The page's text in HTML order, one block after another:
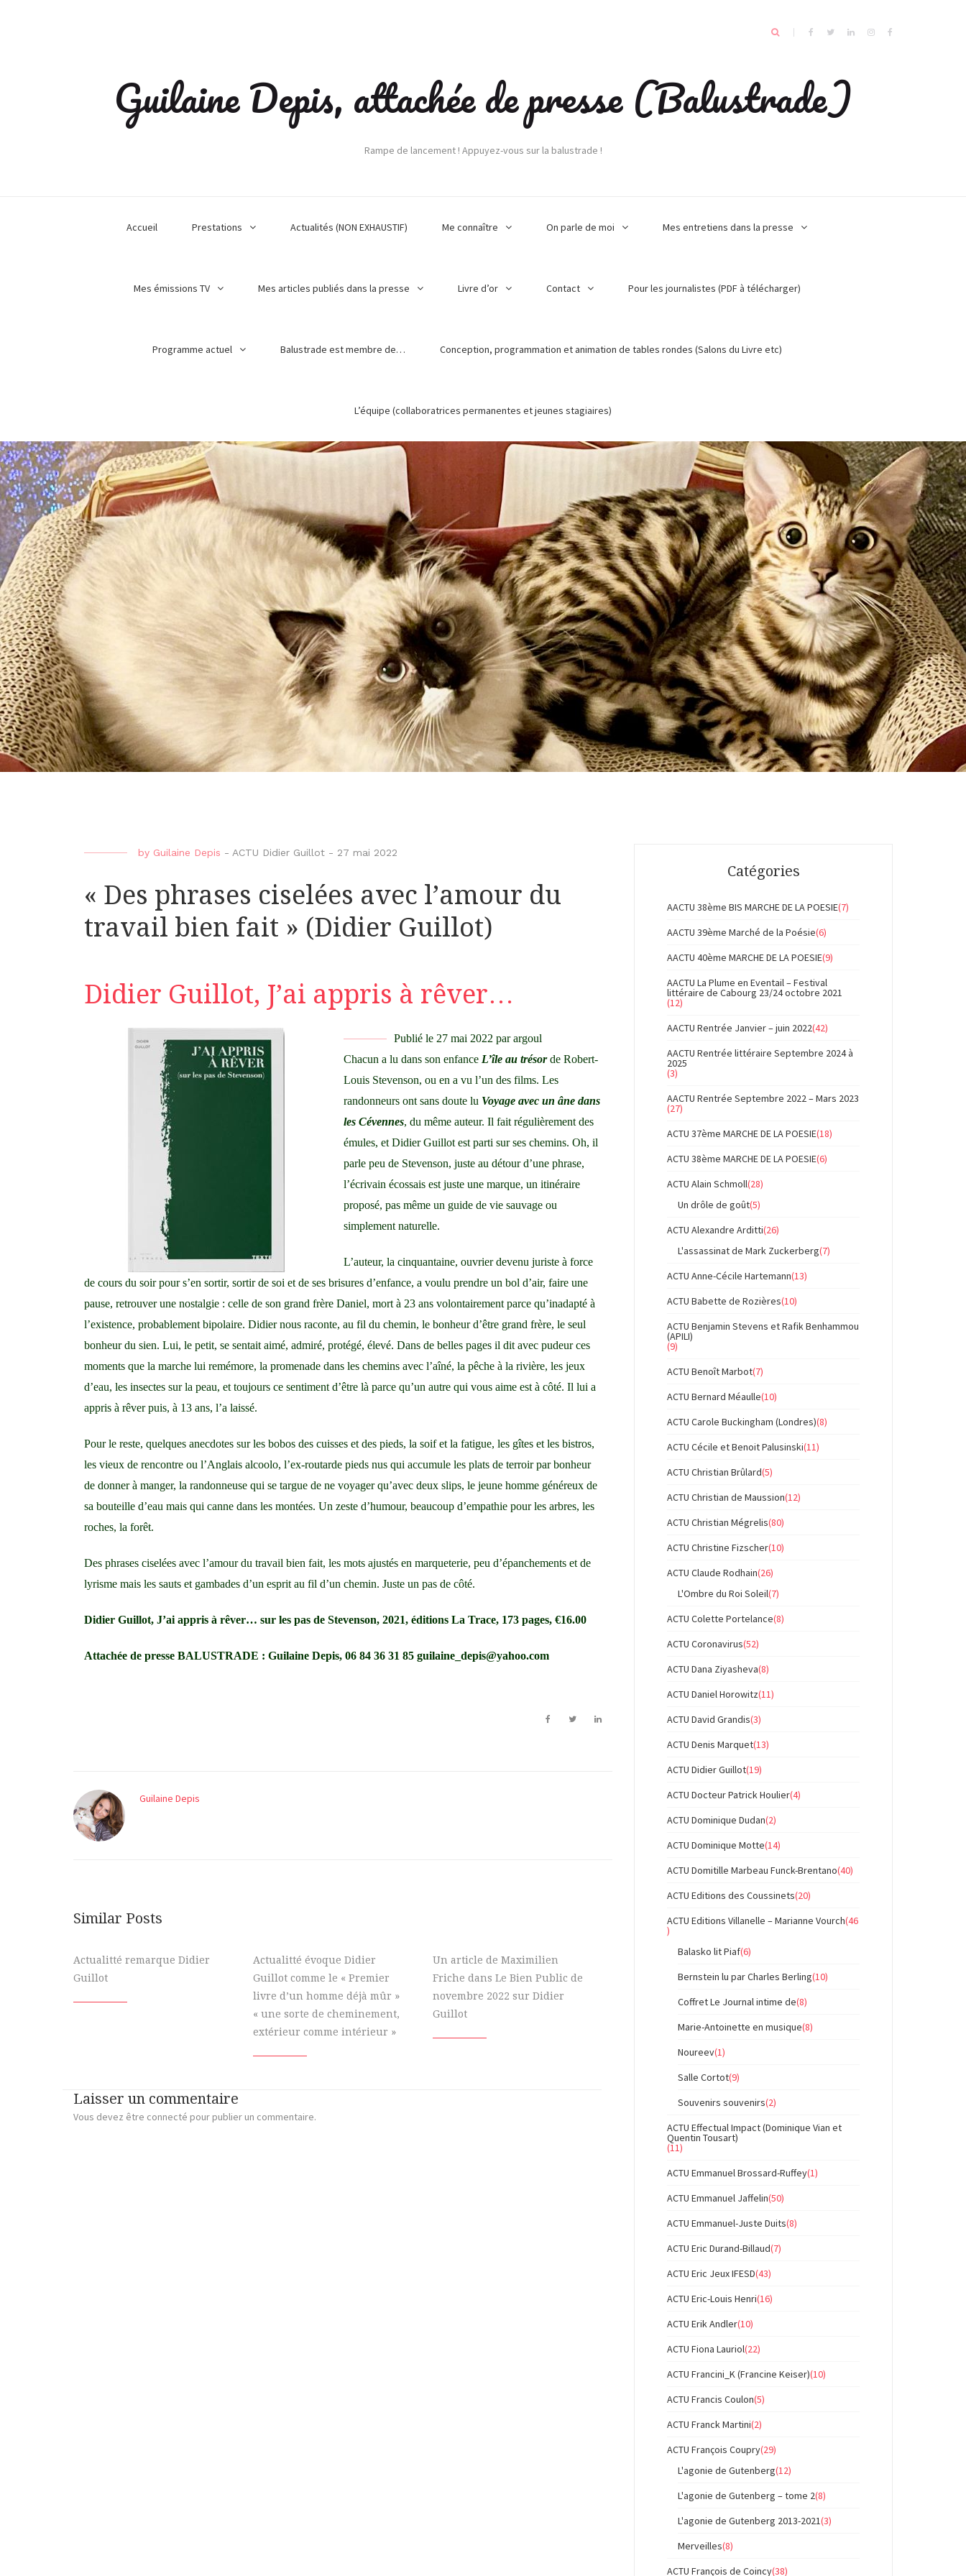
Guilaine Depis, attachée de presse (Balustrade)
Rampe de lancement ! Appuyez-vous sur la balustrade !
Accueil Prestations Actualités (NON EXHAUSTIF) Me connaître On parle de moi Mes entretiens dans la presse
Mes émissions TV Mes articles publiés dans la presse Livre d’or Contact Pour les journalistes (PDF à télécharger)
Programme actuel Balustrade est membre de… Conception, programmation et animation de tables rondes (Salons du Livre etc)
L’équipe (collaboratrices permanentes et jeunes stagiaires)
by Guilaine Depis - ACTU Didier Guillot - 27 mai 2022
« Des phrases ciselées avec l’amour du
travail bien fait » (Didier Guillot)
Didier Guillot, J’ai appris à rêver…
Publié le 27 mai 2022 par argoul
Chacun a lu dans son enfance L’île au trésorde Robert-
Louis Stevenson, ou en a vu l’un des films. Les
randonneurs ont sans doute lu Voyage avec un âne dans
les Cévennes, du même auteur. Il faitrégulièrement des
émules, et Didier Guillot est parti sur ses chemins. Oh, il
parle peu de Stevenson, juste au détour d’une phrase,
l’écrivain écossais est juste une marque, un itinéraire
proposé, pas même un guide de vie sauvage ou
simplement naturelle.
L’auteur, la cinquantaine, ouvrier devenu juriste à force
de cours du soir pour s’en sortir, sortir de soi et de ses brisures d’enfance, a voulu prendre un bol d’air, faire une
pause, retrouver une nostalgie : celle de son grand frère Daniel, mort à 23 ans volontairement parce qu’inadapté à
l’existence, probablement bipolaire. Didier nous raconte, au fil du chemin, le bonheur d’être grand frère, le seul
bonheur du sien. Lui, le petit, se sentait aimé, admiré, protégé, élevé. Dans de belles pages il dit avec pudeur ces
moments que la marche lui remémore, la promenade dans les chemins avec l’aîné, la pêche à la rivière, les jeux
d’eau, les insectes sur la peau, et toujours ce sentiment d’être là parce qu’un autre qui vous aime est à côté. Il lui a
appris à rêver puis, à 13 ans, l’a laissé.
Pour le reste, quelques anecdotes sur les bobos des cuisses et des pieds, la soif et la fatigue, les gîtes et les bistros,
les vieux de rencontre ou l’Anglais alcoolo, l’ex-routarde pieds nus qui accumule les plats de terroir par bonheur
de donner à manger, la randonneuse qui se targue de ne voyager qu’avec deux slips, le jeune homme généreux de
sa bouteille d’eau mais qui canne dans les montées. Un zeste d’humour, beaucoup d’empathie pour les arbres, les
roches, la forêt.
Des phrases ciselées avec l’amour du travail bien fait, les mots ajustés en marqueterie, peu d’épanchements et de
lyrisme mais les sauts et gambades d’un esprit au fil d’un chemin. Juste un pas de côté.
Didier Guillot, J’ai appris à rêver… sur les pas de Stevenson, 2021, éditions La Trace, 173 pages, €16.00
Attachée de presse BALUSTRADE : Guilaine Depis, 06 84 36 31 85 guilaine_depis@yahoo.com
Guilaine Depis
Similar Posts
Actualitté remarque Didier
Guillot
Actualitté évoque Didier
Guillot comme le « Premier
livre d’un homme déjà mûr »
« une sorte de cheminement,
extérieur comme intérieur »
Un article de Maximilien
Friche dans Le Bien Public de
novembre 2022 sur Didier
Guillot
Laisser un commentaire
Vous devez être connecté pour publier un commentaire.
Catégories
AACTU 38ème BIS MARCHE DE LA POESIE(7)
AACTU 39ème Marché de la Poésie(6)
AACTU 40ème MARCHE DE LA POESIE(9)
AACTU La Plume en Eventail – Festival
littéraire de Cabourg 23/24 octobre 2021
(12)
AACTU Rentrée Janvier – juin 2022(42)
AACTU Rentrée littéraire Septembre 2024 à
2025
(3)
AACTU Rentrée Septembre 2022 – Mars 2023
(27)
ACTU 37ème MARCHE DE LA POESIE(18)
ACTU 38ème MARCHE DE LA POESIE(6)
ACTU Alain Schmoll(28)
Un drôle de goût(5)
ACTU Alexandre Arditti(26)
L'assassinat de Mark Zuckerberg(7)
ACTU Anne-Cécile Hartemann(13)
ACTU Babette de Rozières(10)
ACTU Benjamin Stevens et Rafik Benhammou
(APILI)
(9)
ACTU Benoît Marbot(7)
ACTU Bernard Méaulle(10)
ACTU Carole Buckingham (Londres)(8)
ACTU Cécile et Benoit Palusinski(11)
ACTU Christian Brûlard(5)
ACTU Christian de Maussion(12)
ACTU Christian Mégrelis(80)
ACTU Christine Fizscher(10)
ACTU Claude Rodhain(26)
L'Ombre du Roi Soleil(7)
ACTU Colette Portelance(8)
ACTU Coronavirus(52)
ACTU Dana Ziyasheva(8)
ACTU Daniel Horowitz(11)
ACTU David Grandis(3)
ACTU Denis Marquet(13)
ACTU Didier Guillot(19)
ACTU Docteur Patrick Houlier(4)
ACTU Dominique Dudan(2)
ACTU Dominique Motte(14)
ACTU Domitille Marbeau Funck-Brentano(40)
ACTU Editions des Coussinets(20)
ACTU Editions Villanelle – Marianne Vourch(46
)
Balasko lit Piaf(6)
Bernstein lu par Charles Berling(10)
Coffret Le Journal intime de(8)
Marie-Antoinette en musique(8)
Noureev(1)
Salle Cortot(9)
Souvenirs souvenirs(2)
ACTU Effectual Impact (Dominique Vian et
Quentin Tousart)
(11)
ACTU Emmanuel Brossard-Ruffey(1)
ACTU Emmanuel Jaffelin(50)
ACTU Emmanuel-Juste Duits(8)
ACTU Eric Durand-Billaud(7)
ACTU Eric Jeux IFESD(43)
ACTU Eric-Louis Henri(16)
ACTU Erik Andler(10)
ACTU Fiona Lauriol(22)
ACTU Francini_K (Francine Keiser)(10)
ACTU Francis Coulon(5)
ACTU Franck Martini(2)
ACTU François Coupry(29)
L'agonie de Gutenberg(12)
L'agonie de Gutenberg – tome 2(8)
L'agonie de Gutenberg 2013-2021(3)
Merveilles(8)
ACTU François de Coincy(38)